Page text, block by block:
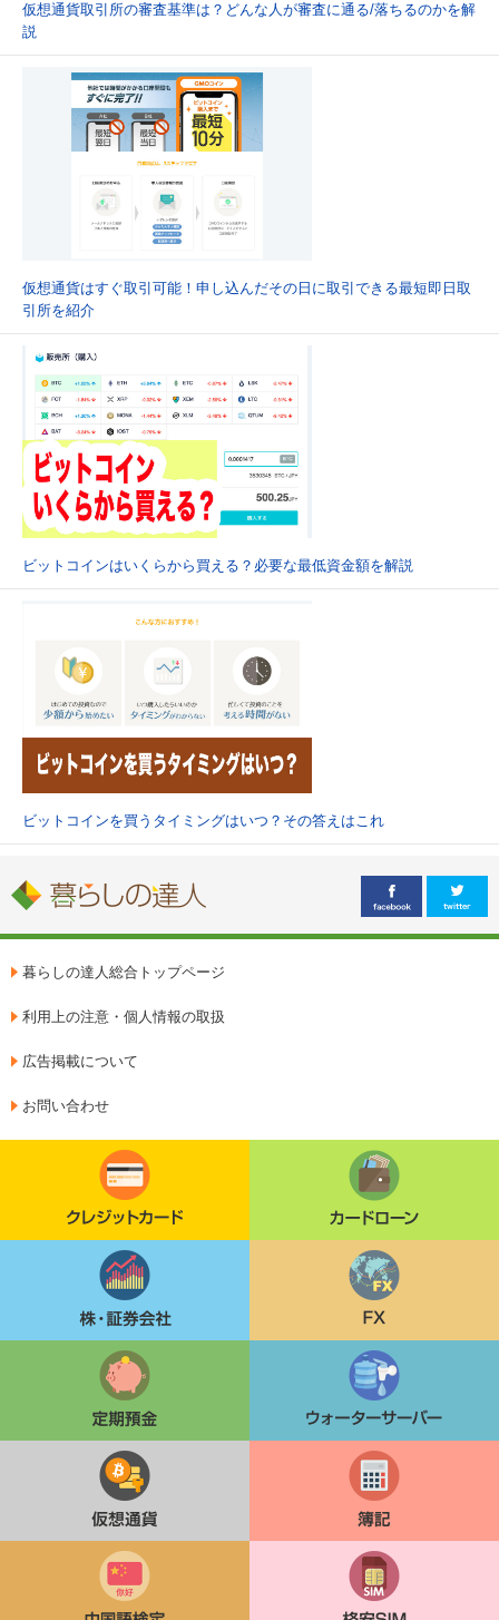
仮想通貨取引所の審査基準は？どんな人が審査に通る/落ちるのかを解
説
仮想通貨はすぐ取引可能！申し込んだその日に取引できる最短即日取
引所を紹介
ビットコインはいくらから買える？必要な最低資金額を解説
ビットコインを買うタイミングはいつ？その答えはこれ
暮らしの達人総合トップページ
利用上の注意・個人情報の取扱
広告掲載について
お問い合わせ
クレジットカード カードローン
株・証券会社 FX
定期貯金 ウォーターサーバー
仮想通貨 簿記
中国語検定 格安SIM